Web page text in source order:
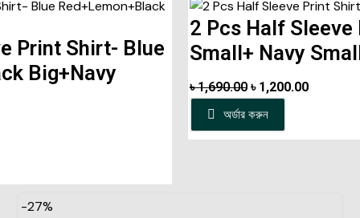
Print Shirt- Blue
Big+Navy
2 Pcs Half
Small+ Navy
৳1,690.00 ৳ 1,200.00
অর্ডার করুন
-27%